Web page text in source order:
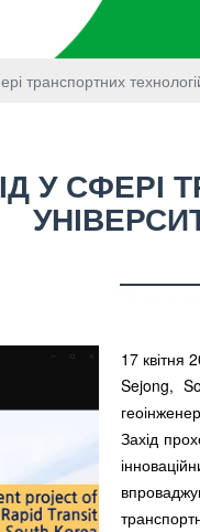
транспортних
У СФЕРІ
17 квітня
Sejong,
Захід